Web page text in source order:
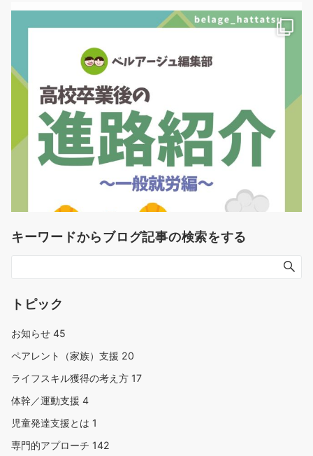
キーワードからブログ記事の検索をする
トピック
お知らせ 45
ペアレント（家族）支援 20
ライフスキル獲得の考え方 17
体幹／運動支援 4
児童発達支援とは 1
専門的アプローチ 142